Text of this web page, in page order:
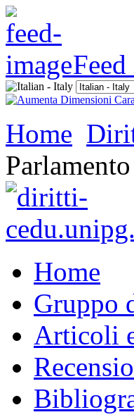
Home
Parlamento
Home
Gruppo
Articoli